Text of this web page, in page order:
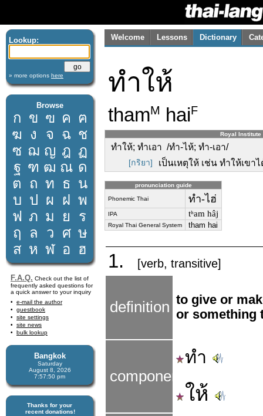
Lookup:
» more options here
Browse
ก ข ฃ ค ฅ
ฆ ง จ ฉ ช
ซ ฌ ญ ฎ ฏ
ฐ ฑ ฒ ณ ด
ต ถ ท ธ น
บ ป ผ ฝ พ
ฟ ภ ม ย
ร
ฤ
ล ว ศ ษ
ส ห ฬ อ ฮ
F.A.Q. Check out the list of
frequently asked questions for
a quick answer to your inquiry
e-mail the author
guestbook
site settings
site news
bulk lookup
Bangkok
Saturday
August 8, 2026
7:57:51 pm
Thanks for your
recent donations!
Welcome Lessons Dictionary
ทำให้
thamM haiF
Royal Institute
ทำให้; ทำเอา /ทำ-ไห้; ทำ-เอา/
[กริยา] เป็นเหตุให้ เช่น ทำให้เขา
pronunciation guide
Phonemic Thai ทำ-ไฮ่
IPA tʰam hâj
Royal Thai General System tham hai
1. [verb, transitive]
definition to give or
or something
components
ทำ
ให้